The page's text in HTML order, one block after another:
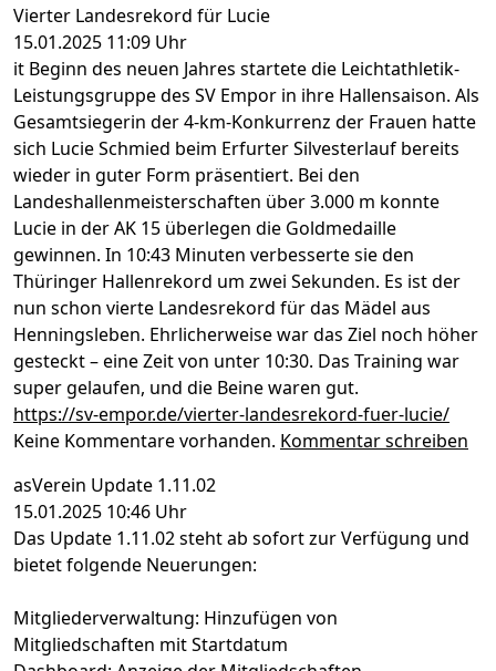
Vierter Landesrekord für Lucie
15.01.2025 11:09 Uhr
it Beginn des neuen Jahres startete die Leichtathletik-
Leistungsgruppe des SV Empor in ihre Hallensaison. Als
Gesamtsiegerin der 4-km-Konkurrenz der Frauen hatte
sich Lucie Schmied beim Erfurter Silvesterlauf bereits
wieder in guter Form präsentiert. Bei den
Landeshallenmeisterschaften über 3.000 m konnte
Lucie in der AK 15 überlegen die Goldmedaille
gewinnen. In 10:43 Minuten verbesserte sie den
Thüringer Hallenrekord um zwei Sekunden. Es ist der
nun schon vierte Landesrekord für das Mädel aus
Henningsleben. Ehrlicherweise war das Ziel noch höher
gesteckt – eine Zeit von unter 10:30. Das Training war
super gelaufen, und die Beine waren gut.
https://sv-empor.de/vierter-landesrekord-fuer-lucie/
Keine Kommentare vorhanden. Kommentar schreiben
asVerein Update 1.11.02
15.01.2025 10:46 Uhr
Das Update 1.11.02 steht ab sofort zur Verfügung und
bietet folgende Neuerungen:
Mitgliederverwaltung: Hinzufügen von
Mitgliedschaften mit Startdatum